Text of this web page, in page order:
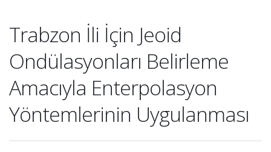
Trabzon İli İçin Jeoid
Ondülasyonları Belirleme
Amacıyla Enterpolasyon
Yöntemlerinin Uygulanması